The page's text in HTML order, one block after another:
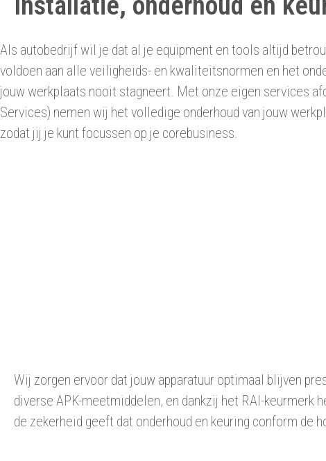
Als autobedrijf wil je dat al je equipment en tools altijd
voldoen aan alle veiligheids- en kwaliteitsnormen en het
jouw werkplaats nooit stagneert. Met onze eigen services
Services) nemen wij het volledige onderhoud van jouw
zodat jij je kunt focussen op je corebusiness.
Wij zorgen ervoor dat jouw apparatuur optimaal blijven
diverse APK-meetmiddelen, en dankzij het RAI-keurmerk
de zekerheid geeft dat onderhoud en keuring conform de